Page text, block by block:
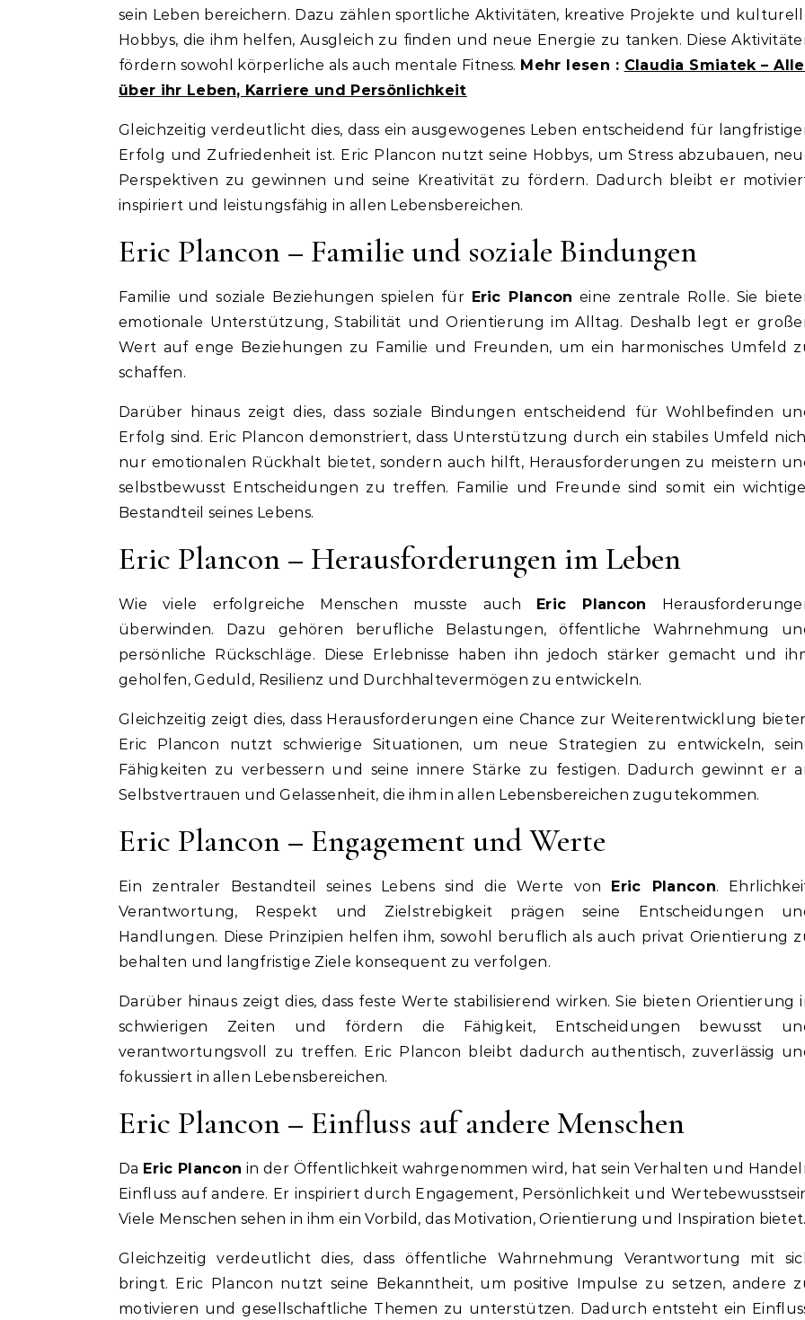
sein Leben bereichern. Dazu zählen sportliche Aktivitäten, kreative Projekte und
Hobbys, die ihm helfen, Ausgleich zu finden und neue Energie zu tanken. Diese
fördern sowohl körperliche als auch mentale Fitness. Mehr lesen : Claudia Smiatek –
über ihr Leben, Karriere und Persönlichkeit
Gleichzeitig verdeutlicht dies, dass ein ausgewogenes Leben entscheidend für
Erfolg und Zufriedenheit ist. Eric Plancon nutzt seine Hobbys, um Stress abzubauen,
Perspektiven zu gewinnen und seine Kreativität zu fördern. Dadurch bleibt er
inspiriert und leistungsfähig in allen Lebensbereichen.
Eric Plancon – Familie und soziale Bindungen
Familie und soziale Beziehungen spielen für Eric Plancon eine zentrale Rolle. Sie
emotionale Unterstützung, Stabilität und Orientierung im Alltag. Deshalb legt er
Wert auf enge Beziehungen zu Familie und Freunden, um ein harmonisches Umfeld
schaffen.
Darüber hinaus zeigt dies, dass soziale Bindungen entscheidend für Wohlbefinden
Erfolg sind. Eric Plancon demonstriert, dass Unterstützung durch ein stabiles Umfeld
nur emotionalen Rückhalt bietet, sondern auch hilft, Herausforderungen zu meistern
selbstbewusst Entscheidungen zu treffen. Familie und Freunde sind somit ein
Bestandteil seines Lebens.
Eric Plancon – Herausforderungen im Leben
Wie viele erfolgreiche Menschen musste auch Eric Plancon
überwinden. Dazu gehören berufliche Belastungen, öffentliche Wahrnehmung
persönliche Rückschläge. Diese Erlebnisse haben ihn jedoch stärker gemacht und
geholfen, Geduld, Resilienz und Durchhaltevermögen zu entwickeln.
Gleichzeitig zeigt dies, dass Herausforderungen eine Chance zur Weiterentwicklung
Eric Plancon nutzt schwierige Situationen, um neue Strategien zu entwickeln,
Fähigkeiten zu verbessern und seine innere Stärke zu festigen. Dadurch gewinnt er
Selbstvertrauen und Gelassenheit, die ihm in allen Lebensbereichen zugutekommen.
Eric Plancon – Engagement und Werte
Ein zentraler Bestandteil seines Lebens sind die Werte von Eric Plancon.
Verantwortung, Respekt und Zielstrebigkeit prägen seine Entscheidungen
Handlungen. Diese Prinzipien helfen ihm, sowohl beruflich als auch privat Orientierung
behalten und langfristige Ziele konsequent zu verfolgen.
Darüber hinaus zeigt dies, dass feste Werte stabilisierend wirken. Sie bieten Orientierung
schwierigen Zeiten und fördern die Fähigkeit, Entscheidungen bewusst
verantwortungsvoll zu treffen. Eric Plancon bleibt dadurch authentisch, zuverlässig
fokussiert in allen Lebensbereichen.
Eric Plancon – Einfluss auf andere Menschen
Da Eric Plancon in der Öffentlichkeit wahrgenommen wird, hat sein Verhalten und
Einfluss auf andere. Er inspiriert durch Engagement, Persönlichkeit und
Viele Menschen sehen in ihm ein Vorbild, das Motivation, Orientierung und Inspiration bietet.
Gleichzeitig verdeutlicht dies, dass öffentliche Wahrnehmung Verantwortung mit
bringt. Eric Plancon nutzt seine Bekanntheit, um positive Impulse zu setzen, andere
motivieren und gesellschaftliche Themen zu unterstützen. Dadurch entsteht ein